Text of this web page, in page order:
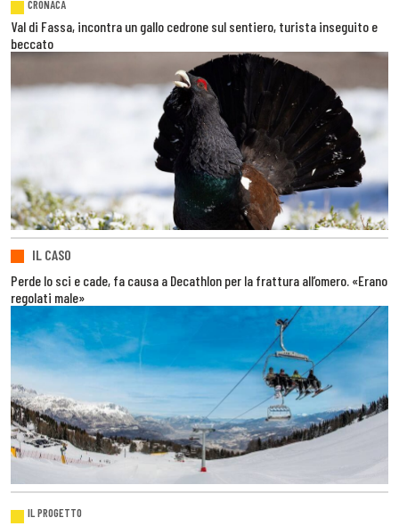
CRONACA
Val di Fassa, incontra un gallo cedrone sul sentiero, turista inseguito e
beccato
IL CASO
Perde lo sci e cade, fa causa a Decathlon per la frattura all’omero. «Erano
regolati male»
IL PROGETTO